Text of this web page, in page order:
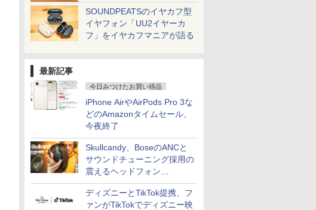
SOUNDPEATSのイヤカフ型
イヤフォン「UU2イヤーカ
フ」をイヤカフマニアが語る
最新記事
今日みつけたお買い得品
iPhone AirやAirPods Pro 3な
どのAmazonタイムセール、
今夜終了
Skullcandy、BoseのANCと
サウンドチューニング採用の
震えるヘッドフォン
「Crusher 1080 ANC」
ディズニーとTikTok提携、フ
ァンがTikTokでディズニー映